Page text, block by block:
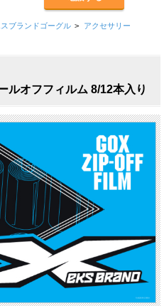
ブランドゴーグル > アクセサリー
ルオフフィルム 8/12本入り